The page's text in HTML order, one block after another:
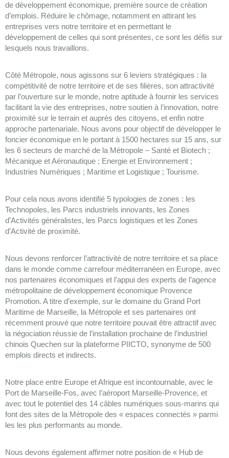
de développement économique, première source de création
d’emplois. Réduire le chômage, notamment en attirant les
entreprises vers notre territoire et en permettant le
développement de celles qui sont présentes, ce sont les défis sur
lesquels nous travaillons.
Côté Métropole, nous agissons sur 6 leviers stratégiques : la
compétitivité de notre territoire et de ses filières, son attractivité
par l’ouverture sur le monde, notre aptitude à fournir les services
facilitant la vie des entreprises, notre soutien à l’innovation, notre
proximité sur le terrain et auprès des citoyens, et enfin notre
approche partenariale. Nous avons pour objectif de développer le
foncier économique en le portant à 1500 hectares sur 15 ans, sur
les 6 secteurs de marché de la Métropole – Santé et Biotech ;
Mécanique et Aéronautique ; Energie et Environnement ;
Industries Numériques ; Maritime et Logistique ; Tourisme.
Pour cela nous avons identifié 5 typologies de zones : les
Technopoles, les Parcs industriels innovants, les Zones
d’Activités généralistes, les Parcs logistiques et les Zones
d’Activité de proximité.
Nous devons renforcer l’attractivité de notre territoire et sa place
dans le monde comme carrefour méditerranéen en Europe, avec
nos partenaires économiques et l’appui des experts de l’agence
métropolitaine de développement économique Provence
Promotion. A titre d’exemple, sur le domaine du Grand Port
Maritime de Marseille, la Métropole et ses partenaires ont
récemment prouvé que notre territoire pouvait être attractif avec
la négociation réussie de l’installation prochaine de l’industriel
chinois Quechen sur la plateforme PIICTO, synonyme de 500
emplois directs et indirects.
Notre place entre Europe et Afrique est incontournable, avec le
Port de Marseille-Fos, avec l’aéroport Marseille-Provence, et
avec tout le potentiel des 14 câbles numériques sous-marins qui
font des sites de la Métropole des « espaces connectés » parmi
les les plus performants au monde.
Nous devons également affirmer notre position de « Hub de